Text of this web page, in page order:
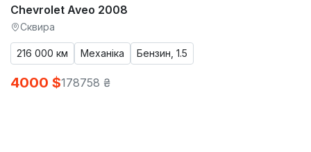
Chevrolet Aveo 2008
Сквира
216 000 км Механіка Бензин, 1.5
4000 $178758 ₴